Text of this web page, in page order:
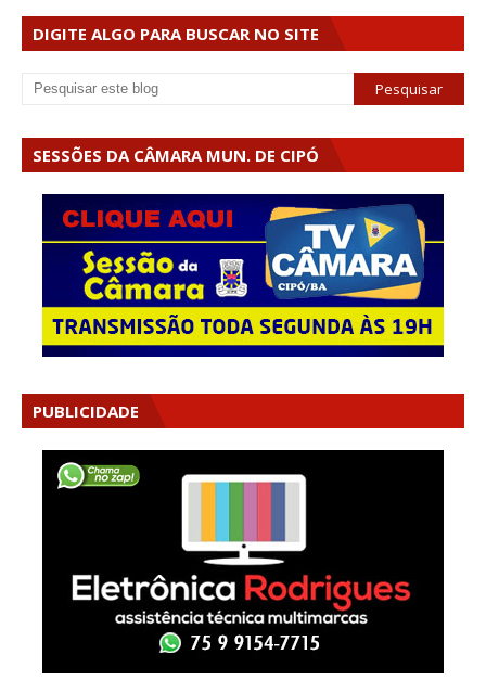
DIGITE ALGO PARA BUSCAR NO SITE
SESSÕES DA CÂMARA MUN. DE CIPÓ
PUBLICIDADE